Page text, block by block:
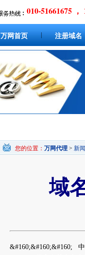
010-51661675 ，
万网首页 注册域名
您的位置： 万网代理 > 新
域
&#160;&#160;&#160;